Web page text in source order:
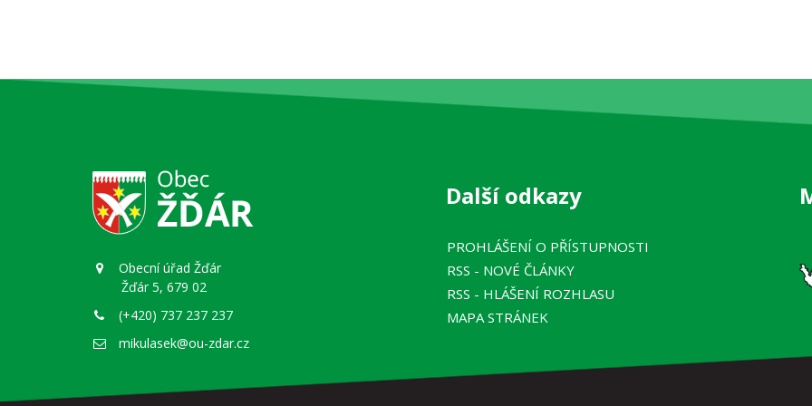
Obecní úřad Žďár
Žďár 5, 679 02
(+420) 737 237 237
mikulasek@ou-zdar.cz
Další odkazy
PROHLÁŠENÍ O PŘÍSTUPNOSTI
RSS - NOVÉ ČLÁNKY
RSS - HLÁŠENÍ ROZHLASU
MAPA STRÁNEK